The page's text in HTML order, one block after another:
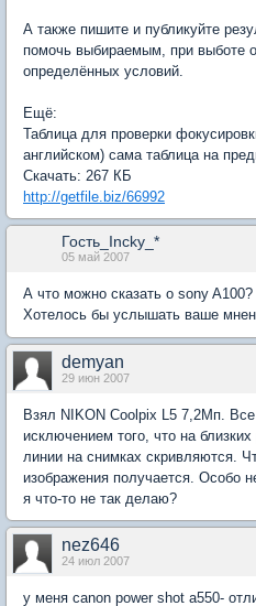
А также пишите и публикуйте
помочь выбираемым, при выботе
определённых условий.
Ещё:
Таблица для проверки
английском) сама таблица на
Скачать: 267 КБ
http://getfile.biz/66992
Гость_Incky_*
05 май 2007
А что можно сказать о sony
Хотелось бы услышать ваше
demyan
29 июн 2007
Взял NIKON Coolpix L5 7,2Мп.
исключением того, что на
линии на снимках скривляются.
изображения получается. Особо
я что-то не так делаю?
nez646
24 июл 2007
у меня canon power shot a550-